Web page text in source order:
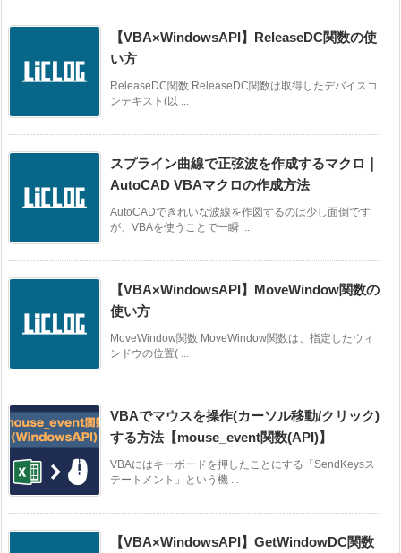
【VBA×WindowsAPI】ReleaseDC関数の使
い方
ReleaseDC関数 ReleaseDC関数は取得したデバイスコ
ンテキスト(以 ...
スプライン曲線で正弦波を作成するマクロ｜
AutoCAD VBAマクロの作成方法
AutoCADできれいな波線を作図するのは少し面倒です
が、VBAを使うことで一瞬 ...
【VBA×WindowsAPI】MoveWindow関数の
使い方
MoveWindow関数 MoveWindow関数は、指定したウィ
ンドウの位置( ...
VBAでマウスを操作(カーソル移動/クリック)
する方法【mouse_event関数(API)】
VBAにはキーボードを押したことにする「SendKeysス
テートメント」という機 ...
【VBA×WindowsAPI】GetWindowDC関数